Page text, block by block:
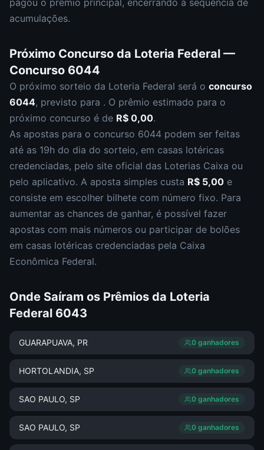
pagou o prêmio principal , encerrando a sequência de
acumulações.
Próximo Concurso da Loteria Federal —
Concurso 6044
O próximo sorteio da Loteria Federal será o concurso
6044, previsto para . O prêmio estimado para o
próximo concurso é de R$ 0,00.
As apostas para o concurso 6044 podem ser feitas
até as 19h do dia do sorteio, em casas lotéricas
credenciadas, pelo site oficial das Loterias Caixa ou
pelo aplicativo. A aposta simples custa R$ 5,00 e
consiste em escolher bilhete com número fixo. Para
aumentar as chances de ganhar, é possível fazer
apostas com mais números ou participar de bolões
em casas lotéricas credenciadas pela Caixa
Econômica Federal.
Onde Saíram os Prêmios da Loteria
Federal 6043
GUARAPUAVA, PR 0 ganhadores
HORTOLANDIA, SP 0 ganhadores
SAO PAULO, SP 0 ganhadores
SAO PAULO, SP 0 ganhadores